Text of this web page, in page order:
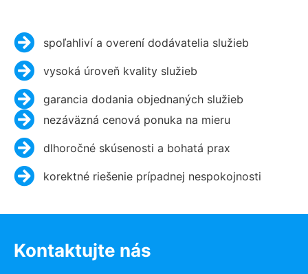
spoľahliví a overení dodávatelia služieb
vysoká úroveň kvality služieb
garancia dodania objednaných služieb
nezáväzná cenová ponuka na mieru
dlhoročné skúsenosti a bohatá prax
korektné riešenie prípadnej nespokojnosti
Kontaktujte nás